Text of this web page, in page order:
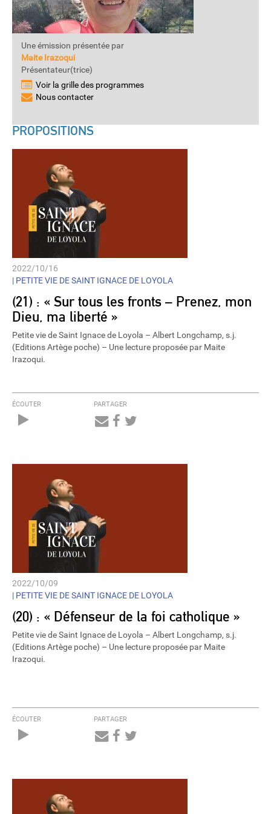
Une émission présentée par
Maite Irazoqui
Présentateur(trice)
Voir la grille des programmes
Nous contacter
PROPOSITIONS
2022/10/16
| PETITE VIE DE SAINT IGNACE DE LOYOLA
(21) : « Sur tous les fronts – Prenez, mon
Dieu, ma liberté »
Petite vie de Saint Ignace de Loyola – Albert Longchamp, s.j.
(Editions Artège poche) – Une lecture proposée par Maite
Irazoqui.
ÉCOUTER PARTAGER
2022/10/09
| PETITE VIE DE SAINT IGNACE DE LOYOLA
(20) : « Défenseur de la foi catholique »
Petite vie de Saint Ignace de Loyola – Albert Longchamp, s.j.
(Editions Artège poche) – Une lecture proposée par Maite
Irazoqui.
ÉCOUTER PARTAGER